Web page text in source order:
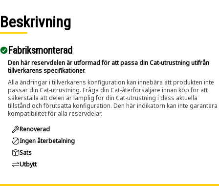
Beskrivning
Fabriksmonterad
Den här reservdelen är utformad för att passa din Cat-utrustning utifrån
tillverkarens specifikationer.
Alla ändringar i tillverkarens konfiguration kan innebära att produkten inte
passar din Cat-utrustning. Fråga din Cat-återförsäljare innan köp för att
säkerställa att delen är lämplig för din Cat-utrustning i dess aktuella
tillstånd och förutsatta konfiguration. Den här indikatorn kan inte garantera
kompatibilitet för alla reservdelar.
Renoverad
Ingen återbetalning
Sats
Utbytt